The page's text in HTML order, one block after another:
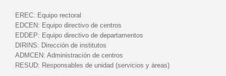
EREC: Equipo rectoral
EDCEN: Equipo directivo de centros
EDDEP: Equipo directivo de departamentos
DIRINS: Dirección de institutos
ADMCEN: Administración de centros
RESUD: Responsables de unidad (servicios y áreas)